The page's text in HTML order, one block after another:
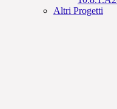
Altri Progetti